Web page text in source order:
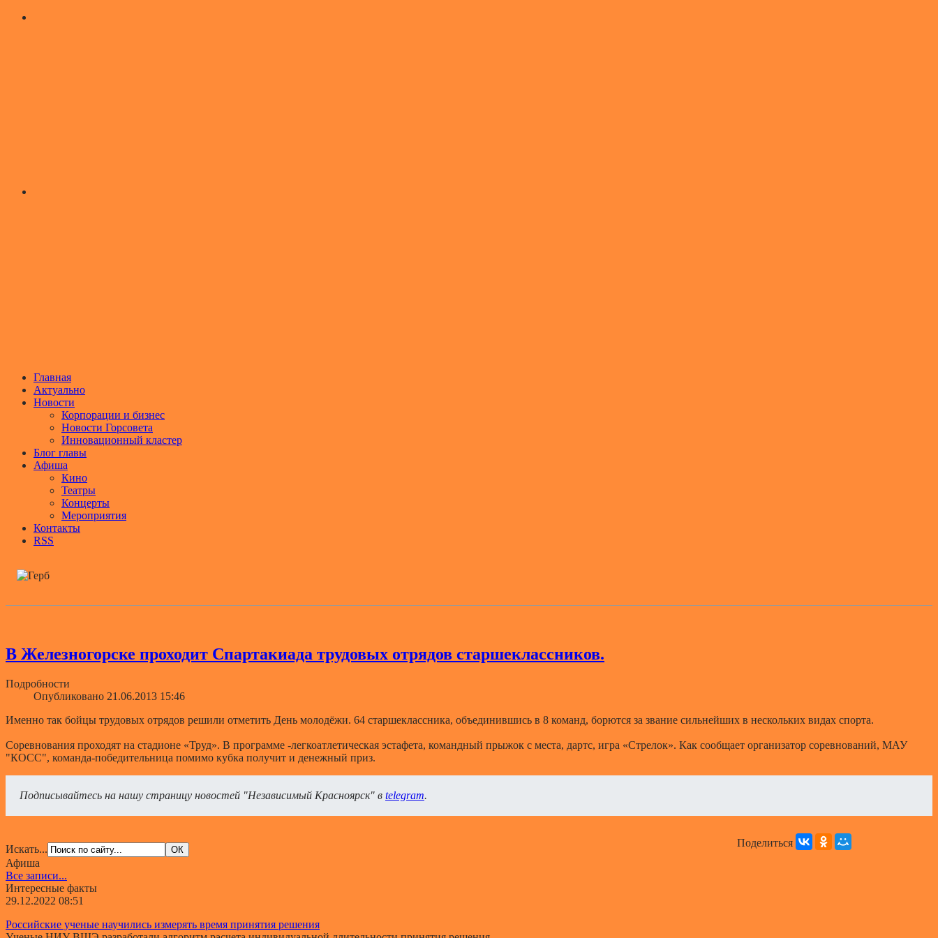
Главная
Актуально
Новости
Корпорации и бизнес
Новости Горсовета
Инновационный кластер
Блог главы
Афиша
Кино
Театры
Концерты
Мероприятия
Контакты
RSS
В Железногорске проходит Спартакиада трудовых отрядов старшеклассников.
Подробности
Опубликовано 21.06.2013 15:46
Именно так бойцы трудовых отрядов решили отметить День молодёжи. 64 старшеклассника, объединившись в 8 команд, борются за звание сильнейших в нескольких видах спорта.
Соревнования проходят на стадионе «Труд». В программе -легкоатлетическая эстафета, командный прыжок с места, дартс, игра «Стрелок». Как сообщает организатор соревнований, МАУ
"КОСС", команда-победительница помимо кубка получит и денежный приз.
Подписывайтесь на нашу страницу новостей "Независимый Красноярск" в telegram.
Поделиться
Искать...
Афиша
Все записи...
Интересные факты
29.12.2022 08:51
Российские ученые научились измерять время принятия решения